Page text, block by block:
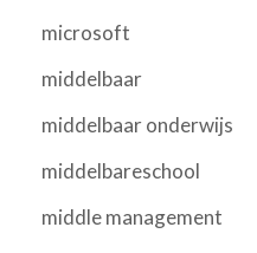
microsoft
middelbaar
middelbaar onderwijs
middelbareschool
middle management